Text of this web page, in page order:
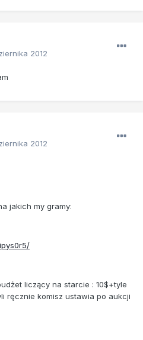
2012
2012
jakich my gramy:
liczący na starcie : 10$+tyle
ręcznie komisz ustawia po aukcji